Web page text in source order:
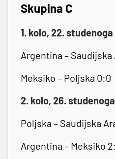
Skupina C
1. kolo, 22. studenoga
Argentina – Saudijska
Meksiko – Poljska 0:0
2. kolo, 26. studenoga
Poljska – Saudijska
Argentina – Meksiko